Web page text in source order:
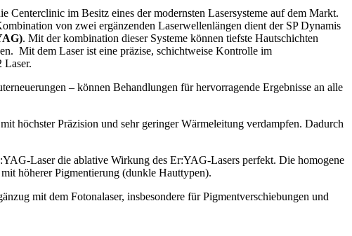
im Besitz eines der modernsten Lasersysteme auf dem Markt.
von zwei ergänzenden Laserwellenlängen dient der SP Dynamis
. Mit der kombination dieser Systeme können tiefste Hautschichten
Mit dem Laser ist eine präzise, schichtweise Kontrolle im
Laser.
– können Behandlungen für hervorragende Ergebnisse an alle
höchster Präzision und sehr geringer Wärmeleitung verdampfen. Dadurch
Laser die ablative Wirkung des Er:YAG-Lasers perfekt. Die homogene
höherer Pigmentierung (dunkle Hauttypen).
mit dem Fotonalaser, insbesondere für Pigmentverschiebungen und